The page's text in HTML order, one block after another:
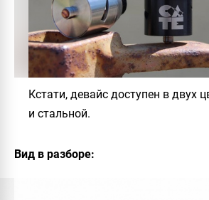
Кстати, девайс доступен в двух
и стальной.
Вид в разборе: